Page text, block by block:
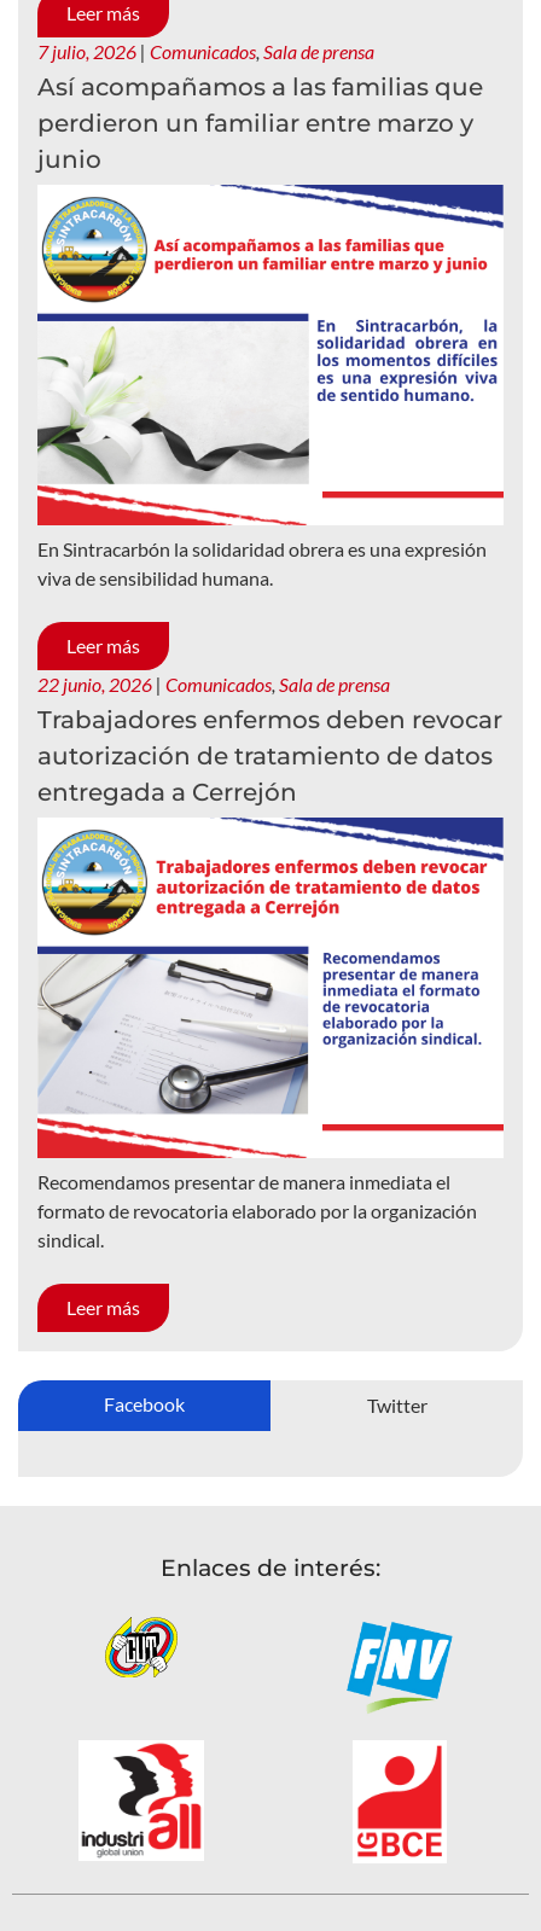
Leer más
7 julio, 2026 | Comunicados, Sala de prensa
Así acompañamos a las familias que
perdieron un familiar entre marzo y
junio
En Sintracarbón la solidaridad obrera es una expresión
viva de sensibilidad humana.
Leer más
22 junio, 2026 | Comunicados, Sala de prensa
Trabajadores enfermos deben revocar
autorización de tratamiento de datos
entregada a Cerrejón
Recomendamos presentar de manera inmediata el
formato de revocatoria elaborado por la organización
sindical.
Leer más
Facebook Twitter
Enlaces de interés: